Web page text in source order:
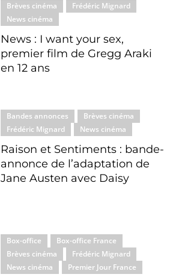
Brèves cinéma
Frédéric Mignard
News cinéma
News : I want your sex,
premier film de Gregg Araki
en 12 ans
Bandes annonces
Brèves cinéma
Frédéric Mignard
News cinéma
Raison et Sentiments : bande-
annonce de l’adaptation de
Jane Austen avec Daisy
Box-office
Box-office France
Brèves cinéma
Frédéric Mignard
News cinéma
Premier Jour France